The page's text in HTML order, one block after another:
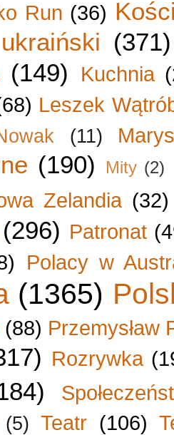
Run (36)
(371)
(149) Kuchnia
Leszek
(11)
(190) Mity (2)
Zelandia (32)
(296) Patronat
Polacy w
(1365)
(88) Przemysław
Rozrywka
(5) Teatr (106)